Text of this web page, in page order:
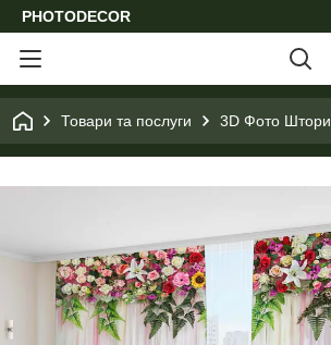
PHOTODECOR
Товари та послуги 3D Фото Штори